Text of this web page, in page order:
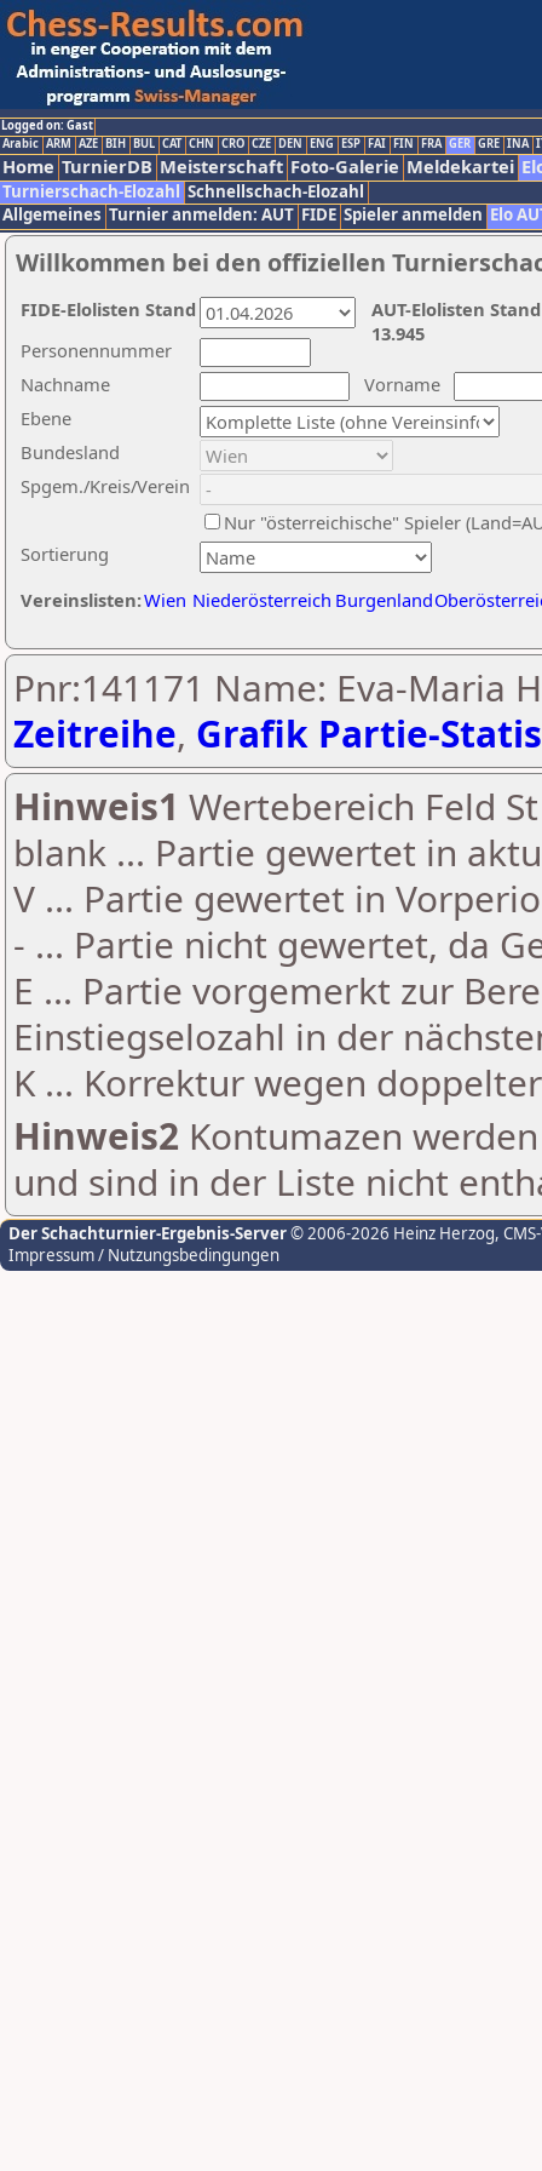
Logged on: Gast
Arabic ARM AZE BIH BUL CAT CHN CRO CZE DEN ENG ESP FAI FIN FRA GER GRE INA
Home TurnierDB Meisterschaft Foto-Galerie Meldekartei
Turnierschach-Elozahl Schnellschach-Elozahl
Allgemeines Turnier anmelden: AUT FIDE Spieler anmelden Elo
Willkommen bei den offiziellen
Nachname
Vorname
Ebene
Sortierung
Personennummer
Bundesland
Spgem./Kreis/Verein
Nur "österreichische" Spieler
Vereinslisten:Wien Niederösterreich Burgenland
AUT-Elolisten
13.945
FIDE-Elolisten Stand
Pnr:141171 Name: Eva-Maria
Zeitreihe, Grafik Partie-
Hinweis1 Wertebereich Feld
blank ... Partie gewertet in
V ... Partie gewertet in
- ... Partie nicht gewertet, da
E ... Partie vorgemerkt zur
Einstiegselozahl in der
K ... Korrektur wegen
Hinweis2 Kontumazen
und sind in der Liste nicht
Der Schachturnier-Ergebnis-Server© 2006-2026 Heinz Herzog,
Impressum / Nutzungsbedingungen